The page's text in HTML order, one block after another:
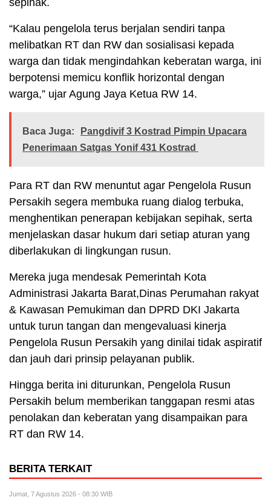
“Kalau pengelola terus berjalan sendiri tanpa
melibatkan RT dan RW dan sosialisasi kepada
warga dan tidak mengindahkan keberatan warga, ini
berpotensi memicu konflik horizontal dengan
warga,” ujar Agung Jaya Ketua RW 14.
Baca Juga:
Pangdivif 3 Kostrad Pimpin Upacara
Penerimaan Satgas Yonif 431 Kostrad
Para RT dan RW menuntut agar Pengelola Rusun
Persakih segera membuka ruang dialog terbuka,
menghentikan penerapan kebijakan sepihak, serta
menjelaskan dasar hukum dari setiap aturan yang
diberlakukan di lingkungan rusun.
Mereka juga mendesak Pemerintah Kota
Administrasi Jakarta Barat,Dinas Perumahan rakyat
& Kawasan Pemukiman dan DPRD DKI Jakarta
untuk turun tangan dan mengevaluasi kinerja
Pengelola Rusun Persakih yang dinilai tidak aspiratif
dan jauh dari prinsip pelayanan publik.
Hingga berita ini diturunkan, Pengelola Rusun
Persakih belum memberikan tanggapan resmi atas
penolakan dan keberatan yang disampaikan para
RT dan RW 14.
BERITA TERKAIT
Jumat, 7 Agustus 2026 - 08:30 WIB